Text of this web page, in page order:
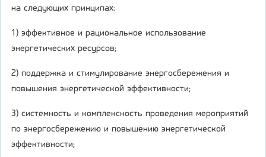
на следующих принципах:
1) эффективное и рациональное использование
энергетических ресурсов;
2) поддержка и стимулирование энергосбережения и
повышения энергетической эффективности;
3) системность и комплексность проведения мероприятий
по энергосбережению и повышению энергетической
эффективности;